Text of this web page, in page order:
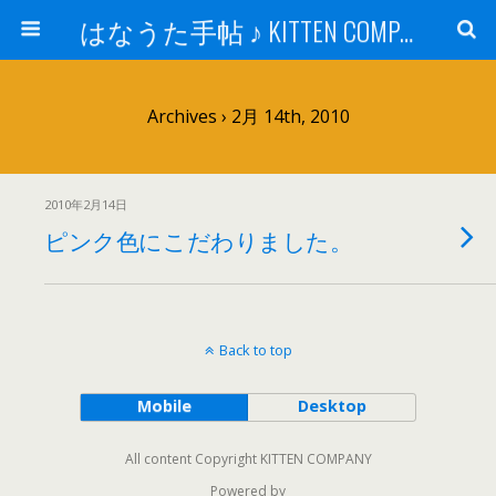
はなうた手帖 ♪ KITTEN COMPANY
Archives › 2月 14th, 2010
2010年2月14日
ピンク色にこだわりました。
Back to top
Mobile Desktop
All content Copyright KITTEN COMPANY
Powered by